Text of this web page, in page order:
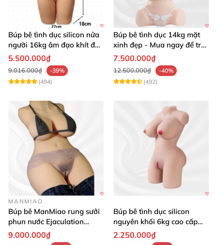
Búp bê tình dục silicon nửa
người 16kg âm đạo khít độn
khung
5.500.000₫
9.016.000₫
-39%
(494)
Búp bê tình dục 14kg mặt
xinh đẹp - Mua ngay để trải
nghiệm
7.500.000₫
12.500.000₫
-40%
(492)
MANMIAO
Búp bê ManMiao rung sưởi
phun nước Ejaculation
Queen chuẩn
9.000.000₫
Búp bê tình dục silicon
nguyên khối 6kg cao cấp
giá rẻ sexy gợi cảm
2.250.000₫